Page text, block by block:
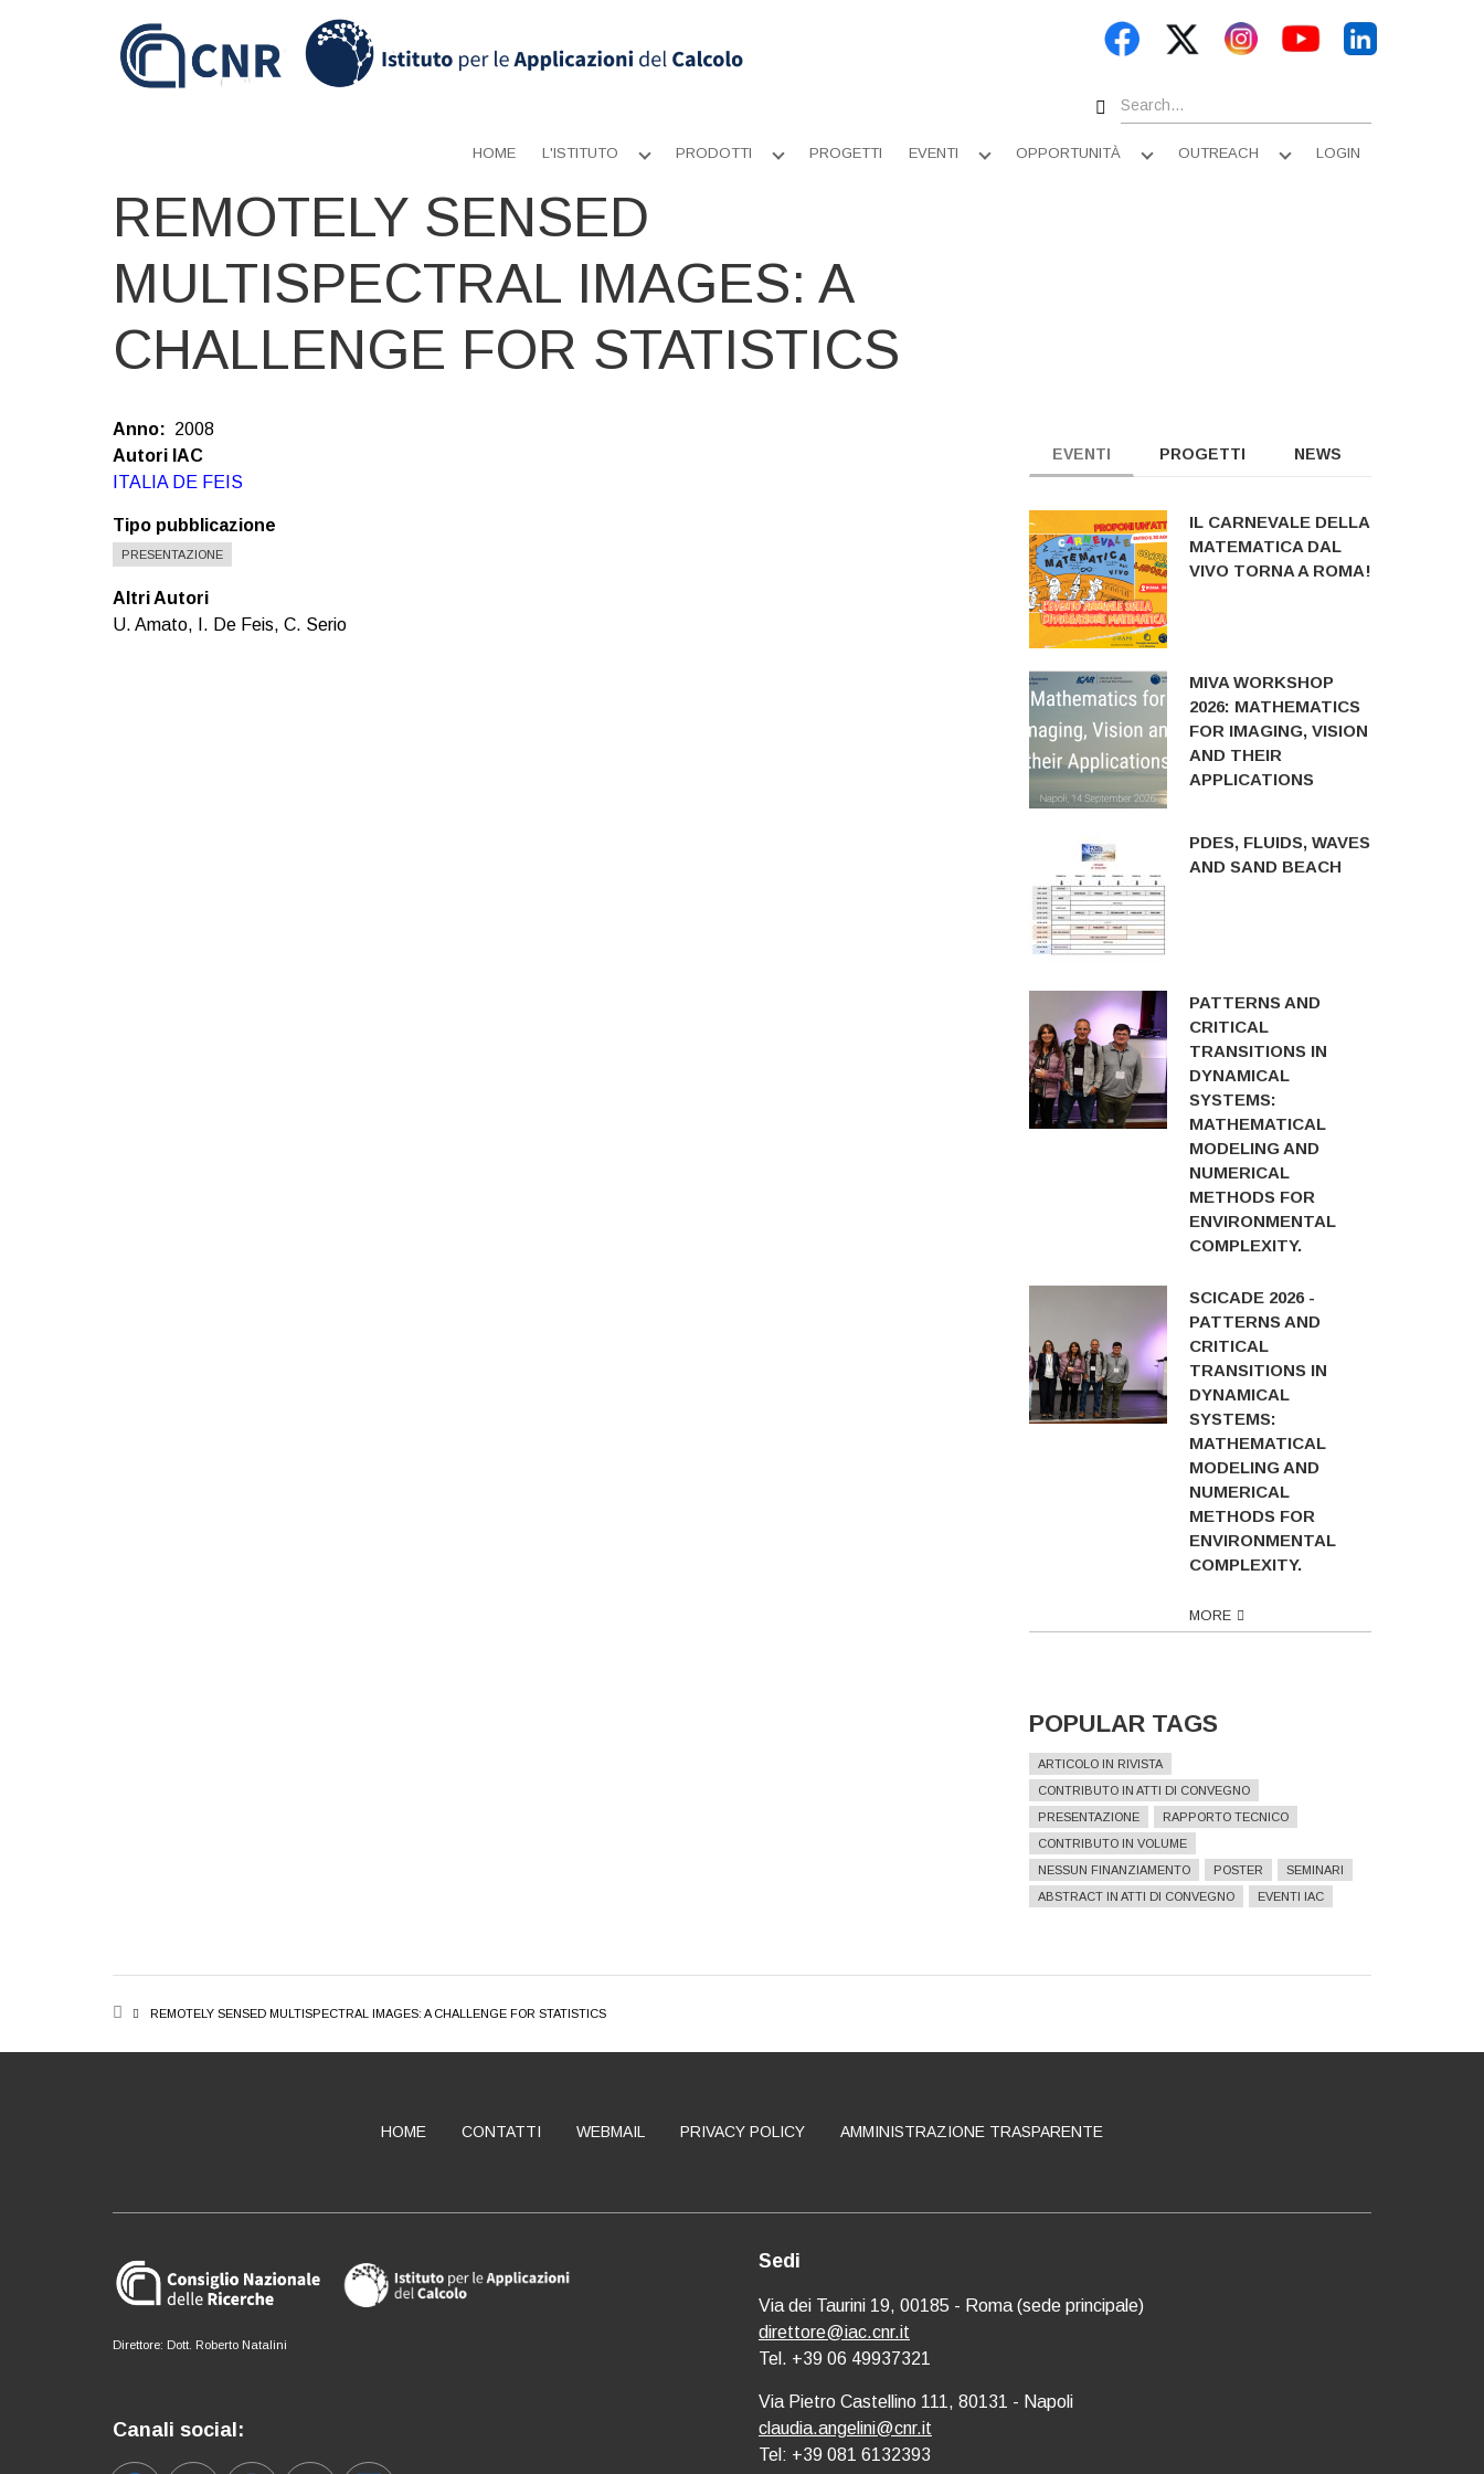
Search
HOME L'ISTITUTO
Apri
PRODOTTI
Apri
PROGETTI EVENTI
Apri
OPPORTUNITÀ
Apri
OUTREACH
Apri
LOGIN
REMOTELY SENSED
MULTISPECTRAL IMAGES: A
CHALLENGE FOR STATISTICS
Anno
2008
Autori IAC
ITALIA DE FEIS
Tipo pubblicazione
PRESENTAZIONE
Altri Autori
U. Amato, I. De Feis, C. Serio
EVENTI PROGETTI NEWS
IL CARNEVALE DELLA
MATEMATICA DAL
VIVO TORNA A ROMA!
MIVA WORKSHOP
2026: MATHEMATICS
FOR IMAGING, VISION
AND THEIR
APPLICATIONS
PDES, FLUIDS, WAVES
AND SAND BEACH
PATTERNS AND
CRITICAL
TRANSITIONS IN
DYNAMICAL
SYSTEMS:
MATHEMATICAL
MODELING AND
NUMERICAL
METHODS FOR
ENVIRONMENTAL
COMPLEXITY.
SCICADE 2026 -
PATTERNS AND
CRITICAL
TRANSITIONS IN
DYNAMICAL
SYSTEMS:
MATHEMATICAL
MODELING AND
NUMERICAL
METHODS FOR
ENVIRONMENTAL
COMPLEXITY.
MORE
POPULAR TAGS
ARTICOLO IN RIVISTA
CONTRIBUTO IN ATTI DI CONVEGNO
PRESENTAZIONE
RAPPORTO TECNICO
CONTRIBUTO IN VOLUME
NESSUN FINANZIAMENTO
POSTER
SEMINARI
ABSTRACT IN ATTI DI CONVEGNO
EVENTI IAC
BREADCRUMB
REMOTELY SENSED MULTISPECTRAL IMAGES: A CHALLENGE FOR STATISTICS
HOME CONTATTI WEBMAIL PRIVACY POLICY AMMINISTRAZIONE TRASPARENTE
Direttore: Dott. Roberto Natalini
Canali social:
Sedi
Via dei Taurini 19, 00185 - Roma (sede principale)
direttore@iac.cnr.it
Tel. +39 06 49937321
Via Pietro Castellino 111, 80131 - Napoli
claudia.angelini@cnr.it
Tel: +39 081 6132393